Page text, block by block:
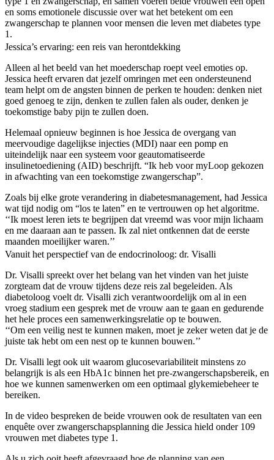
en soms emotionele discussie over wat het betekent om een
zwangerschap te plannen voor mensen die leven met diabetes type
1.
Jessica’s ervaring: een reis van herontdekking
Alleen al het beeld van het moederschap roept veel emoties op.
Jessica heeft ervaren dat jezelf omringen met een ondersteunend
team helpt om de angsten binnen de perken te houden: denken niet
goed genoeg te zijn, denken te zullen falen als ouder, denken je
toekomstige baby pijn te zullen doen.
Helemaal opnieuw beginnen is hoe Jessica de overgang van
meervoudige dagelijkse injecties (MDI) naar een pomp en
uiteindelijk naar een systeem voor geautomatiseerde
insulinetoediening (AID) beschrijft. “Ik heb voor myLoop gekozen
in afwachting van een toekomstige zwangerschap”.
Zoals bij elke grote verandering in diabetesmanagement, had Jessica
wat tijd nodig om “los te laten” en te vertrouwen op het algoritme.
‘‘Ik moest leren iets te begrijpen dat vreemd was voor mijn lichaam
en me daaraan aan te passen. Ik zal niet ontkennen dat de eerste
maanden moeilijker waren.’’
Vanuit het perspectief van de endocrinoloog: dr. Visalli
Dr. Visalli spreekt over het belang van het vinden van het juiste
zorgteam dat de vrouw tijdens deze reis zal begeleiden. Als
diabetoloog voelt dr. Visalli zich verantwoordelijk om al in een
vroeg stadium een gesprek met de vrouw aan te gaan en gedurende
het hele proces een samenwerkingsrelatie op te bouwen.
‘‘Om een veilig nest te kunnen maken, moet je zeker weten dat je de
juiste tak hebt om een nest op te kunnen bouwen.’’
Dr. Visalli legt ook uit waarom glucosevariabiliteit minstens zo
belangrijk is als een HbA1c binnen het pre-zwangerschapsbereik, en
hoe we kunnen samenwerken om een optimaal glykemiebeheer te
bereiken.
In de video bespreken de beide vrouwen ook de resultaten van een
enquête over zwangerschapsplanning die Jessica hield onder 109
vrouwen met diabetes type 1.